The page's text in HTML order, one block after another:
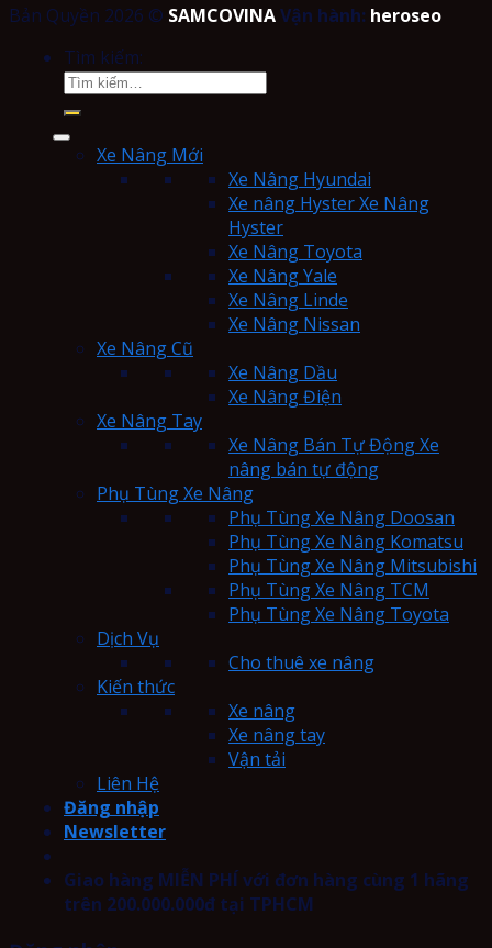
Bản Quyền 2026 © SAMCOVINAVận hành: heroseo
Tìm kiếm:
Xe Nâng Mới
Xe Nâng Hyundai
Xe nâng Hyster Xe Nâng
Hyster
Xe Nâng Toyota
Xe Nâng Yale
Xe Nâng Linde
Xe Nâng Nissan
Xe Nâng Cũ
Xe Nâng Dầu
Xe Nâng Điện
Xe Nâng Tay
Xe Nâng Bán Tự Động Xe
nâng bán tự động
Phụ Tùng Xe Nâng
Phụ Tùng Xe Nâng Doosan
Phụ Tùng Xe Nâng Komatsu
Phụ Tùng Xe Nâng Mitsubishi
Phụ Tùng Xe Nâng TCM
Phụ Tùng Xe Nâng Toyota
Dịch Vụ
Cho thuê xe nâng
Kiến thức
Xe nâng
Xe nâng tay
Vận tải
Liên Hệ
Đăng nhập
Newsletter
Giao hàng MIỄN PHÍ với đơn hàng cùng 1 hãng
trên 200.000.000đ tại TPHCM